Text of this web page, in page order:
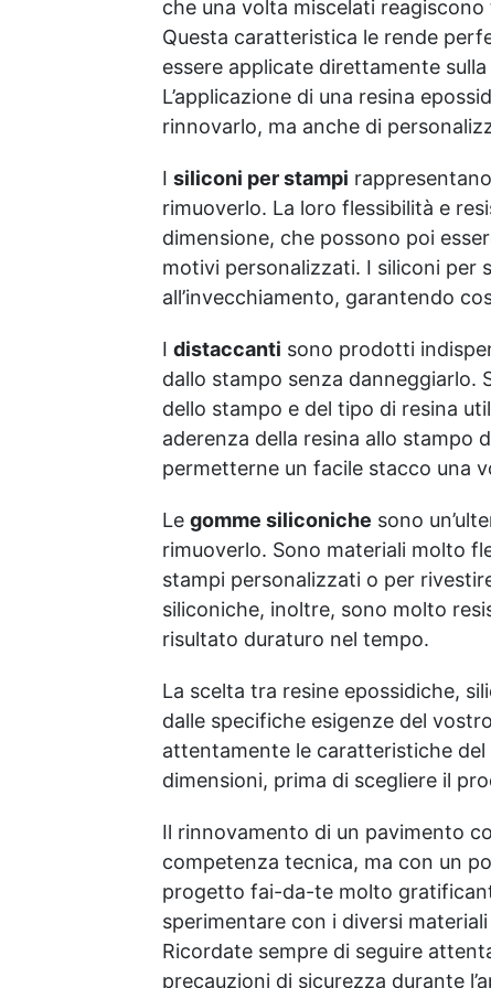
estetica personalizzabile:
inclusi paillettes decorativi
per creare pavimenti con
effetti unici e brillanti.​​
Versatilità d'uso: adatto per
professionisti, hobbisti e
ambienti industriali che
richiedono pavimenti
resistenti e di qualità
superiore. La quantità di
flakes dipende dal design
scelto (copertura parziale o
totale). Il consumo
consigliato di 0,15–0,2 kg/m²
parziale. Per una copertura
totale, è necessario
raddoppiare la quantità
consigliata. Sparta Top:
Consumo consigliato: 0,2
kg/m². Si prega di rispettare
la quantità del prodotto è
calcolata in base a questo
consumo. ​
che una volta miscelati
Questa caratteristica le rende
essere applicate direttamente
L’applicazione di una resina
rinnovarlo, ma anche di
I siliconi per stampi
rimuoverlo. La loro flessibilità e
dimensione, che possono poi
motivi personalizzati. I siliconi per
all’invecchiamento, garantendo
I distaccanti sono prodotti
dallo stampo senza danneggiarlo.
dello stampo e del tipo di resina
aderenza della resina allo stampo
permetterne un facile stacco una
Le gomme siliconiche sono
rimuoverlo. Sono materiali molto
stampi personalizzati o per
siliconiche, inoltre, sono molto
risultato duraturo nel tempo.
La scelta tra resine epossidiche,
dalle specifiche esigenze del
attentamente le caratteristiche
dimensioni, prima di scegliere il
Il rinnovamento di un pavimento
competenza tecnica, ma con un
progetto fai-da-te molto
sperimentare con i diversi
Ricordate sempre di seguire
precauzioni di sicurezza durante